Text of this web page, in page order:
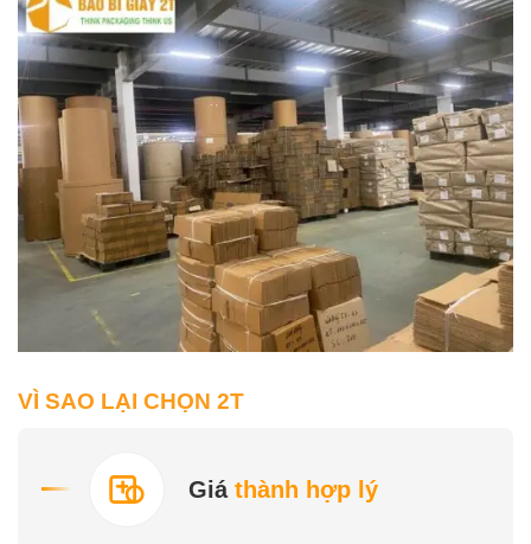
1. Tư vấn thiết kế
miễn phí
2. Chất liệu đa dạng
3. Công nghệ in ấn
tiên tiến
4. Gia công hoàn
thiện
5. Dịch vụ tư vấn tận
cung cấp sản phẩm
thùng, hộp carton mà
VÌ SAO LẠI CHỌN 2T
Giá thành hợp lý